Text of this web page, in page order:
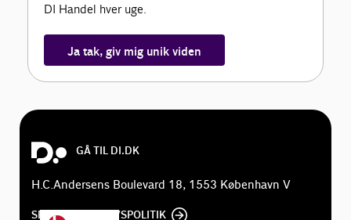
DI Handel hver uge.
Ja tak, giv mig unik viden
GÅ TIL DI.DK
H.C.Andersens Boulevard 18, 1553 København V
SE DI'S PRIVATLIVSPOLITIK